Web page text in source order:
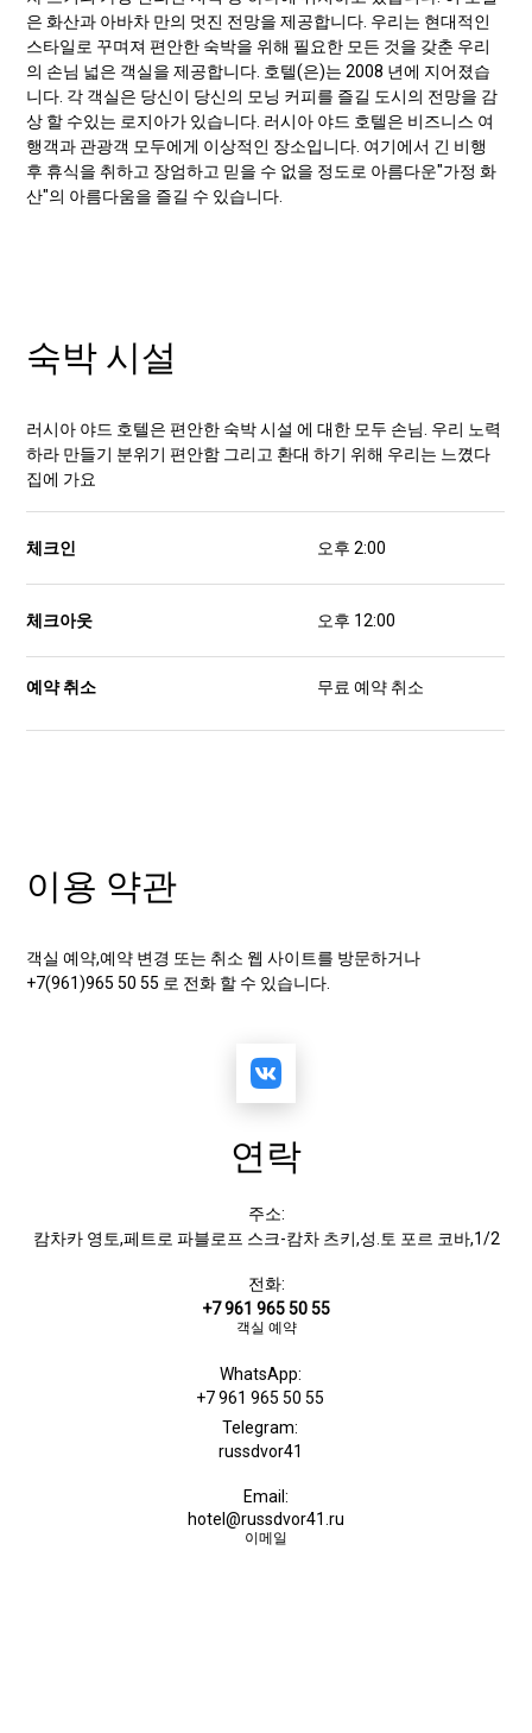
은 화산과 아바차 만의 멋진 전망을 제공합니다. 우리는 현대적인
스타일로 꾸며져 편안한 숙박을 위해 필요한 모든 것을 갖춘 우리
의 손님 넓은 객실을 제공합니다. 호텔(은)는 2008 년에 지어졌습
니다. 각 객실은 당신이 당신의 모닝 커피를 즐길 도시의 전망을 감
상 할 수있는 로지아가 있습니다. 러시아 야드 호텔은 비즈니스 여
행객과 관광객 모두에게 이상적인 장소입니다. 여기에서 긴 비행
후 휴식을 취하고 장엄하고 믿을 수 없을 정도로 아름다운"가정 화
산"의 아름다움을 즐길 수 있습니다.
숙박 시설
러시아 야드 호텔은 편안한 숙박 시설 에 대한 모두 손님. 우리 노력
하라 만들기 분위기 편안함 그리고 환대 하기 위해 우리는 느꼈다
집에 가요
체크인 오후 2:00
체크아웃 오후 12:00
예약 취소 무료 예약 취소
이용 약관
객실 예약,예약 변경 또는 취소 웹 사이트를 방문하거나
+7(961)965 50 55 로 전화 할 수 있습니다.
연락
주소:
캄차카 영토,페트로 파블로프 스크-캄차 츠키,성.토 포르 코바,1/2
전화:
+7 961 965 50 55
객실 예약
WhatsApp:
+7 961 965 50 55
Telegram:
russdvor41
Email:
hotel@russdvor41.ru
이메일